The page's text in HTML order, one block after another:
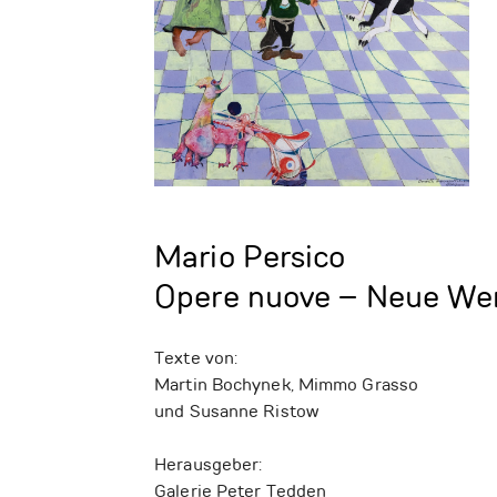
Mario Persico
Opere nuove – Neue
Texte von:
Martin Bochynek, Mimmo Grasso
und Susanne Ristow
Herausgeber:
Galerie Peter Tedden